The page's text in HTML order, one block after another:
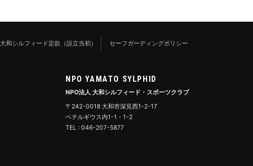
大和シルフィード定款（設立当初） セーフガーディングポリシー
NPO YAMATO SYLPHID
NPO法人 大和シルフィード・スポーツクラブ
〒242-0018 大和市深見西1-2-17
ベテルギウス内1-1・1-2
TEL : 046-207-5877